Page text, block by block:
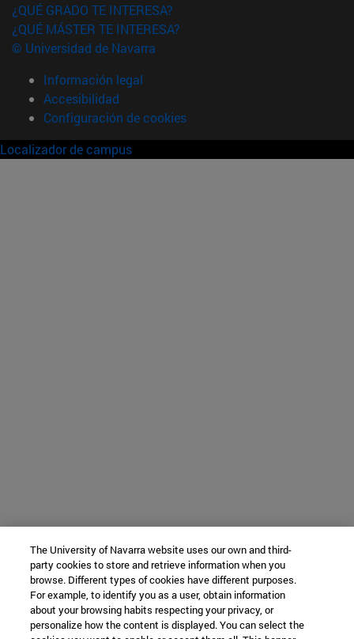
¿QUÉ GRADO TE INTERESA?
¿QUÉ MÁSTER TE INTERESA?
© Universidad de Navarra
Información legal
Accesibilidad
Configuración de cookies
Localizador de campus
The University of Navarra website uses our own and third-
party cookies to store and retrieve information when you
browse. Different types of cookies have different purposes.
For example, to identify you as a user, obtain information
about your browsing habits respecting your privacy, or
personalize how the content is displayed. You can select the